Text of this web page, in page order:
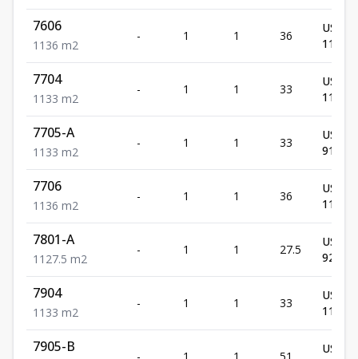
7606
1 1 36 m2
- 1 1 36
US$
7704
1 1 33 m2
- 1 1 33
US$
7705-A
1 1 33 m2
- 1 1 33
US$
91,250
7706
1 1 36 m2
- 1 1 36
US$
7801-A
1 1 27.5 m2
- 1 1 27.5
US$
7904
1 1 33 m2
- 1 1 33
US$
7905-B
US$